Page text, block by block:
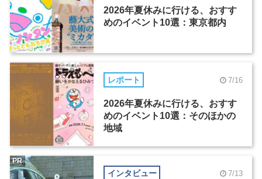
2026年夏休みに行ける、おすす
めのイベント10選：東京都内
レポート 7/16
2026年夏休みに行ける、おすす
めのイベント10選：そのほかの
地域
インタビュー 7/13
PR